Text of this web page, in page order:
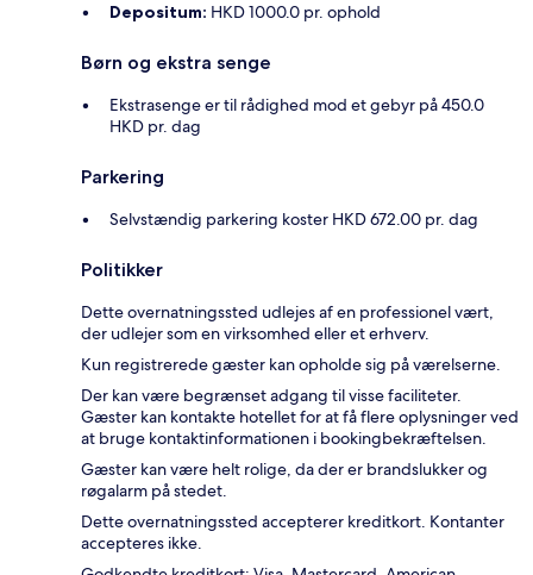
Depositum: HKD 1000.0 pr. ophold
Børn og ekstra senge
Ekstrasenge er til rådighed mod et gebyr på 450.0
HKD pr. dag
Parkering
Selvstændig parkering koster HKD 672.00 pr. dag
Politikker
Dette overnatningssted udlejes af en professionel vært,
der udlejer som en virksomhed eller et erhverv.
Kun registrerede gæster kan opholde sig på værelserne.
Der kan være begrænset adgang til visse faciliteter.
Gæster kan kontakte hotellet for at få flere oplysninger ved
at bruge kontaktinformationen i bookingbekræftelsen.
Gæster kan være helt rolige, da der er brandslukker og
røgalarm på stedet.
Dette overnatningssted accepterer kreditkort. Kontanter
accepteres ikke.